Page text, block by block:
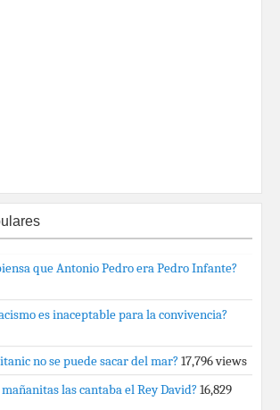
que Antonio Pedro era Pedro Infante?
es inaceptable para la convivencia?
no se puede sacar del mar? 17,796 views
las cantaba el Rey David? 16,829